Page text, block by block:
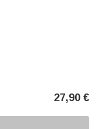
27,90 €